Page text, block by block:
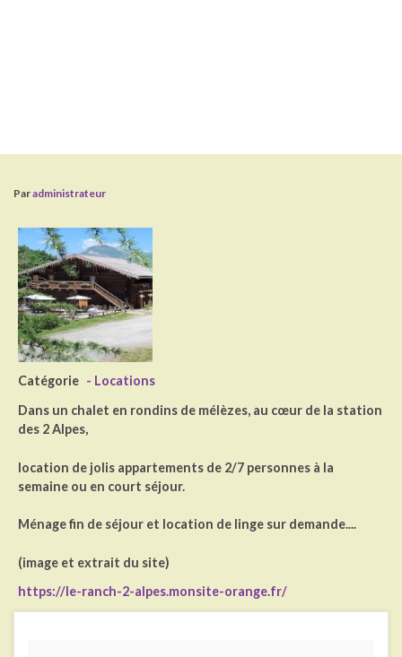
Paradministrateur
Catégorie - Locations
Dans un chalet en rondins de mélèzes, au cœur de la station
des 2 Alpes,
location de jolis appartements de 2/7 personnes à la
semaine ou en court séjour.
Ménage fin de séjour et location de linge sur demande....
(image et extrait du site)
https://le-ranch-2-alpes.monsite-orange.fr/